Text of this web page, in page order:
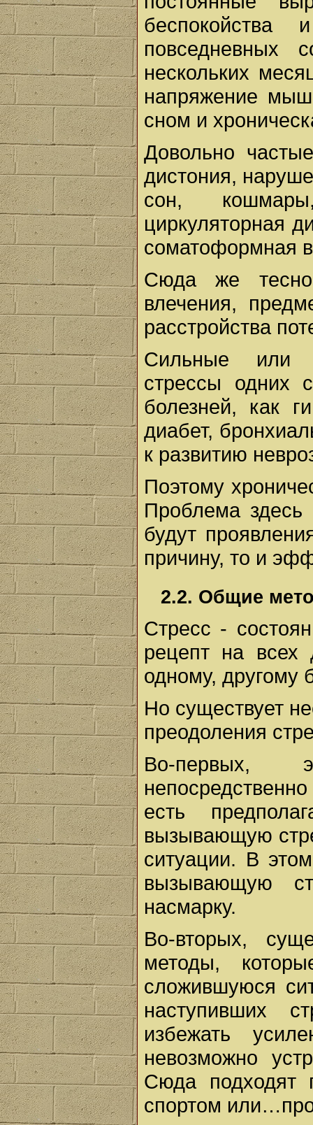
беспокойства
повседневных
нескольких
напряжение
сном и
Довольно
дистония,
сон,
циркуляторная
соматоформная
Сюда же тесно
влечения,
расстройства
Сильные или
стрессы одних
болезней, как
диабет,
к развитию
Поэтому
Проблема здесь
будут
причину, то и
2.2. Общие
Стресс -
рецепт на всех
одному, другому
Но существует
преодоления
Во-первых,
есть
вызывающую
ситуации. В
вызывающую
насмарку.
Во-вторых,
методы,
сложившуюся
наступивших
избежать
невозможно
Сюда подходят
спортом